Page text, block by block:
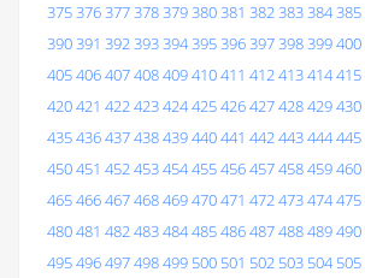
375376377378379380381 382383384385
390391 392393394395396397398399400
405406407408409410411 412413414415
420421 422423424425426427428429430
435436437438439440441 442443444445
450451 452453454455456457458459460
465466467468469470471 472473474475
480481 482483484485486487488489490
495496497498499 500 501 502 503 504 505